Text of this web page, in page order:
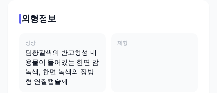
외형정보
성상
담황갈색의 반고형성 내
용물이 들어있는 한면 암
녹색, 한면 녹색의 장방
형 연질캡슐제
제형
-